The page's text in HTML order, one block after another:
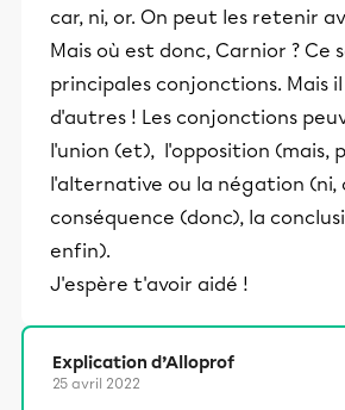
car, ni, or. On peut les retenir
Mais où est donc, Carnior ? Ce
principales conjonctions. Mais
d'autres ! Les conjonctions
l'union (et), l'opposition (mais,
l'alternative ou la négation (ni,
conséquence (donc), la
enfin).
J'espère t'avoir aidé !
Explication d’Alloprof
25 avril 2022